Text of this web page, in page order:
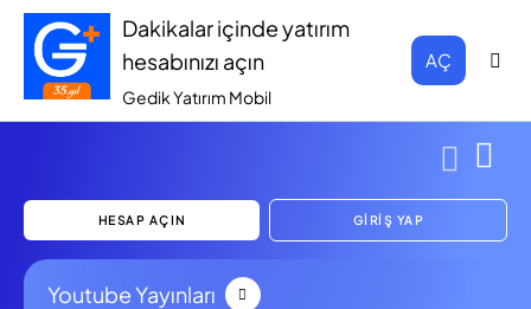
Dakikalar içinde yatırım
hesabınızı açın
Gedik Yatırım Mobil
AÇ
HESAP AÇIN GİRİŞ YAP
Youtube Yayınları